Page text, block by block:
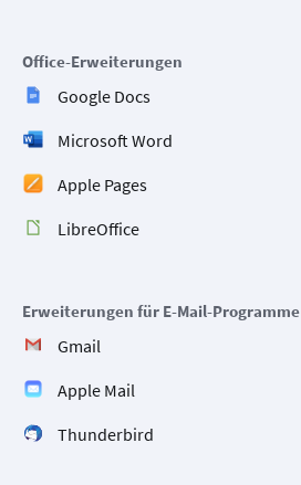
Office-Erweiterungen
Google Docs
Microsoft Word
Apple Pages
LibreOffice
Erweiterungen für E-Mail-Programme
Gmail
Apple Mail
Thunderbird